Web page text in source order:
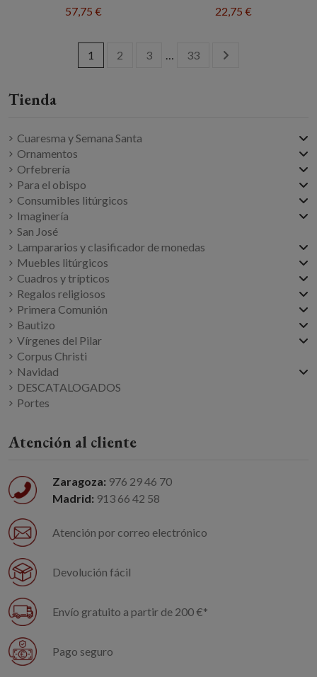
57,75 €
22,75 €
1 2 3 … 33
Tienda
Cuaresma y Semana Santa
Ornamentos
Orfebrería
Para el obispo
Consumibles litúrgicos
Imaginería
San José
Lampararios y clasificador de monedas
Muebles litúrgicos
Cuadros y trípticos
Regalos religiosos
Primera Comunión
Bautizo
Vírgenes del Pilar
Corpus Christi
Navidad
DESCATALOGADOS
Portes
Atención al cliente
Zaragoza: 976 29 46 70
Madrid: 913 66 42 58
Atención por correo electrónico
Devolución fácil
Envío gratuito a partir de 200 €*
Pago seguro